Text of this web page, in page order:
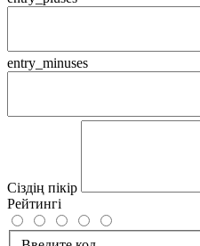
entry_minuses
Сіздің пікір
Рейтингі